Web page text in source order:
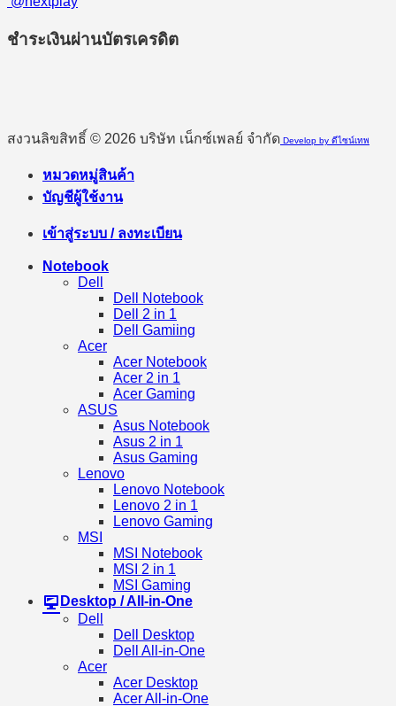
ชำระเงินผ่านบัตรเครดิต
สงวนลิขสิทธิ์ © 2026 บริษัท เน็กซ์เพลย์ จำกัด Develop by ดีไซน์เทพ
หมวดหมู่สินค้า
บัญชีผู้ใช้งาน
เข้าสู่ระบบ / ลงทะเบียน
Notebook
Dell
Dell Notebook
Dell 2 in 1
Dell Gamiing
Acer
Acer Notebook
Acer 2 in 1
Acer Gaming
ASUS
Asus Notebook
Asus 2 in 1
Asus Gaming
Lenovo
Lenovo Notebook
Lenovo 2 in 1
Lenovo Gaming
MSI
MSI Notebook
MSI 2 in 1
MSI Gaming
Desktop / All-in-One
Dell
Dell Desktop
Dell All-in-One
Acer
Acer Desktop
Acer All-in-One